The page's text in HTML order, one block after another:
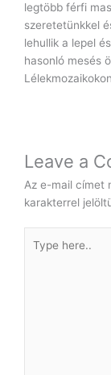
legtöbb férfi
szeretetünkkel
lehullik a lepel
hasonló mesés
Leave a
Az e-mail címet
karakterrel
here..